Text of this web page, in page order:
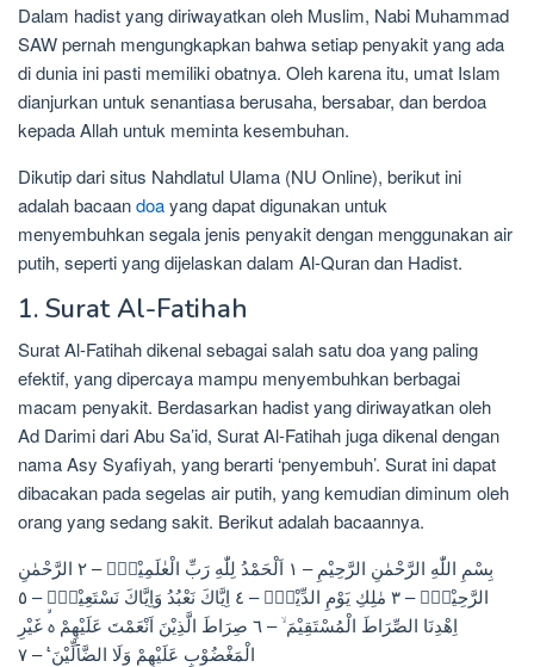
Dalam hadist yang diriwayatkan oleh Muslim, Nabi Muhammad
SAW pernah mengungkapkan bahwa setiap penyakit yang ada
di dunia ini pasti memiliki obatnya. Oleh karena itu, umat Islam
dianjurkan untuk senantiasa berusaha, bersabar, dan berdoa
kepada Allah untuk meminta kesembuhan.
Dikutip dari situs Nahdlatul Ulama (NU Online), berikut ini
adalah bacaandoayang dapat digunakan untuk
menyembuhkan segala jenis penyakit dengan menggunakan air
putih, seperti yang dijelaskan dalam Al-Quran dan Hadist.
1. Surat Al-Fatihah
Surat Al-Fatihah dikenal sebagai salah satu doa yang paling
efektif, yang dipercaya mampu menyembuhkan berbagai
macam penyakit. Berdasarkan hadist yang diriwayatkan oleh
Ad Darimi dari Abu Sa’id, Surat Al-Fatihah juga dikenal dengan
nama Asy Syafiyah, yang berarti ‘penyembuh’. Surat ini dapat
dibacakan pada segelas air putih, yang kemudian diminum oleh
orang yang sedang sakit. Berikut adalah bacaannya.
بِسْمِ اللّٰهِ الرَّحْمٰنِ الرَّحِيْمِ – ١ اَلْحَمْدُ لِلّٰهِ رَبِّ الْعٰلَمِيْنَۙ – ٢ الرَّحْمٰنِ
الرَّحِيْمِۙ – ٣ مٰلِكِ يَوْمِ الدِّيْنِۗ – ٤ اِيَّاكَ نَعْبُدُ وَاِيَّاكَ نَسْتَعِيْنُۗ – ٥
اِهْدِنَا الصِّرَاطَ الْمُسْتَقِيْمَ ۙ – ٦ صِرَاطَ الَّذِيْنَ اَنْعَمْتَ عَلَيْهِمْ ەۙ غَيْرِ
الْمَغْضُوْبِ عَلَيْهِمْ وَلَا الضَّاۤلِّيْنَ ࣖ – ٧